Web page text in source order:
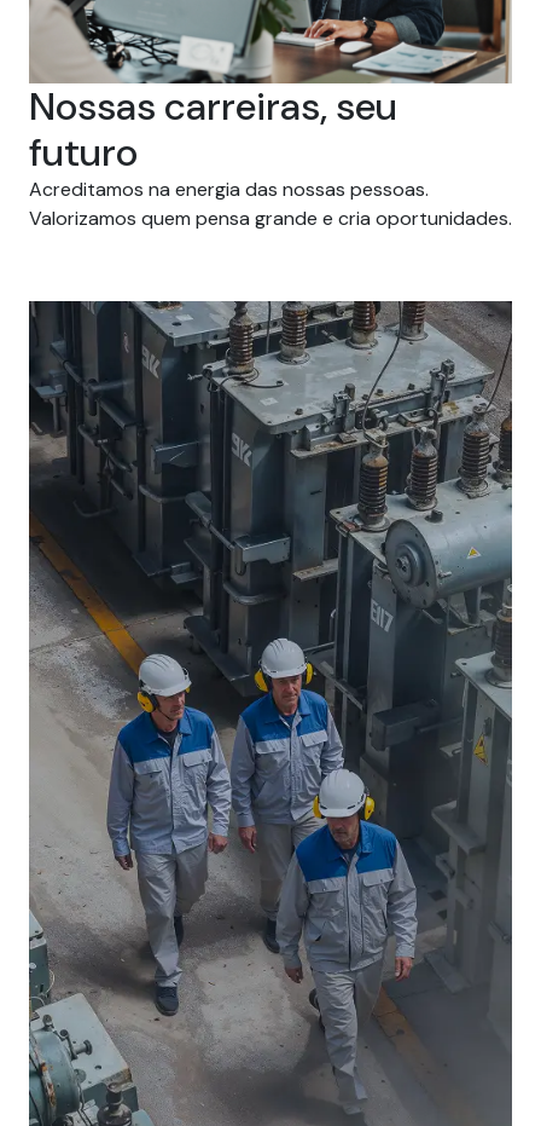
Nossas carreiras, seu
futuro
Acreditamos na energia das nossas pessoas.
Valorizamos quem pensa grande e cria oportunidades.